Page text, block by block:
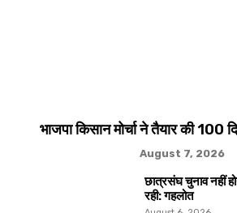
भाजपा किसान मोर्चा ने तैयार की 100
August 7, 2026
छात्रसंघ चुनाव नहीं
रही: गहलोत